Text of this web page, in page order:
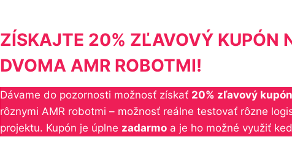
ZÍSKAJTE 20% ZĽAVOVÝ KUPÓN
DVOMA AMR ROBOTMI!
Dávame do pozornosti možnosť získať 20% zľavový kupón
rôznymi AMR robotmi – možnosť reálne testovať rôzne
projektu. Kupón je úplne zadarmo a je ho možné využiť